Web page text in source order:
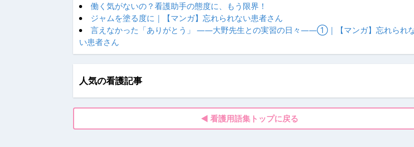
働く気がないの？看護助手の態度に、もう限界！
ジャムを塗る度に｜【マンガ】忘れられない患者さん
言えなかった「ありがとう」 ——大野先生との実習の日々——①｜【マンガ】忘れられ
い患者さん
人気の看護記事
◀ 看護用語集トップに戻る